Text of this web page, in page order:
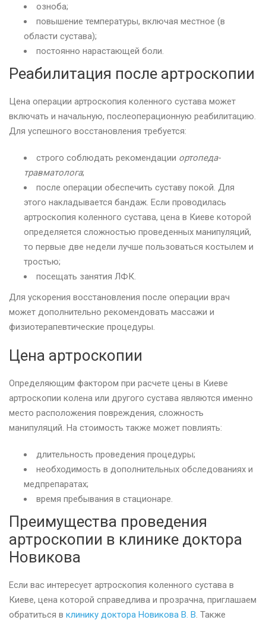
озноба;
повышение температуры, включая местное (в
области сустава);
постоянно нарастающей боли.
Реабилитация после артроскопии
Цена операции артроскопия коленного сустава может
включать и начальную, послеоперационную реабилитацию.
Для успешного восстановления требуется:
строго соблюдать рекомендации ортопеда-
травматолога;
после операции обеспечить суставу покой. Для
этого накладывается бандаж. Если проводилась
артроскопия коленного сустава, цена в Киеве которой
определяется сложностью проведенных манипуляций,
то первые две недели лучше пользоваться костылем и
тростью;
посещать занятия ЛФК.
Для ускорения восстановления после операции врач
может дополнительно рекомендовать массажи и
физиотерапевтические процедуры.
Цена артроскопии
Определяющим фактором при расчете цены в Киеве
артроскопии колена или другого сустава являются именно
место расположения повреждения, сложность
манипуляций. На стоимость также может повлиять:
длительность проведения процедуры;
необходимость в дополнительных обследованиях и
медпрепаратах;
время пребывания в стационаре.
Преимущества проведения
артроскопии в клинике доктора
Новикова
Если вас интересует артроскопия коленного сустава в
Киеве, цена которой справедлива и прозрачна, приглашаем
обратиться в клинику доктора Новикова В. В. Также